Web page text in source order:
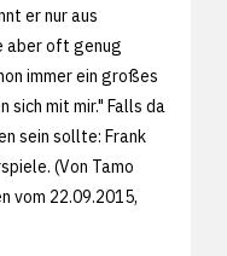
er nur aus
aber oft genug
immer ein großes
sich mit mir." Falls da
sein sollte: Frank
(Von Tamo
vom 22.09.2015,